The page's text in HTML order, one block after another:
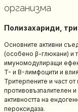
организма
Полизахариди,
Основните активни
(особено β-глюкани) и
имуномодулиращи
T- и B-лимфоцити и
Тритерпените и част
противовъзпалителен
активността на
пероксидаза.